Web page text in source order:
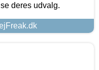
deres udvalg.